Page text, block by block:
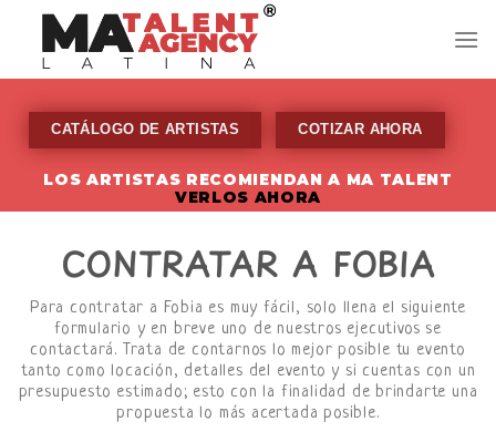
content
CATÁLOGO DE ARTISTAS COTIZAR AHORA
LOS ARTISTAS RECOMIENDAN A MA TALENT
VERLOS AHORA
CONTRATAR A FOBIA
Para contratar a Fobia es muy fácil, solo llena el siguiente
formulario y en breve uno de nuestros ejecutivos se
contactará. Trata de contarnos lo mejor posible tu evento
tanto como locación, detalles del evento y si cuentas con un
presupuesto estimado; esto con la finalidad de brindarte una
propuesta lo más acertada posible.